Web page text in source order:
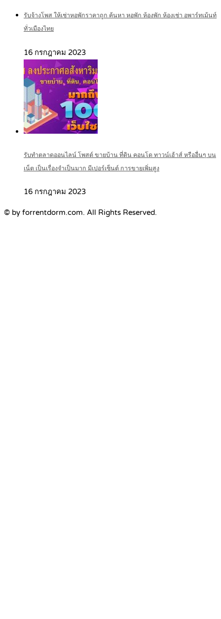
รับจ้างโพส ให้เช่าหอพักราคาถูก ค้นหา หอพัก ห้องพัก ห้องเช่า อพาร์ทเม้นท์
ทั่วเมืองไทย
16 กรกฎาคม 2023
รับทำตลาดออนไลน์ โพสต์ ขายบ้าน ที่ดิน คอนโด ทาวน์เฮ้าส์ หรืออื่นๆ บน
เน็ต เป็นเรื่องจำเป็นมาก มีเปอร์เซ็นต์ การขายเพิ่มสูง
16 กรกฎาคม 2023
© by forrentdorm.com. All Rights Reserved.